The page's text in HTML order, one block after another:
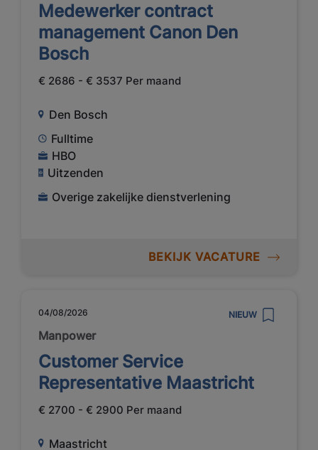
Medewerker contract
management Canon Den
Bosch
€ 2686 - € 3537 Per maand
Den Bosch
Fulltime
HBO
Uitzenden
Overige zakelijke dienstverlening
BEKIJK VACATURE
04/08/2026 NIEUW
Manpower
Customer Service
Representative Maastricht
€ 2700 - € 2900 Per maand
Maastricht